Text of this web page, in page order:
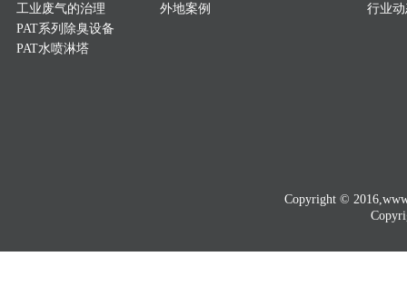
工业废气的治理
PAT系列除臭设备
PAT水喷淋塔
外地案例
行业
Copyright ©